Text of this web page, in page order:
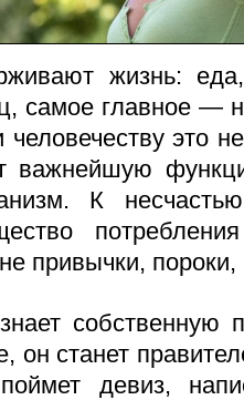
жизнь:
самое главное —
это
важнейшую
К
привычки,
собственную
он станет
девиз,